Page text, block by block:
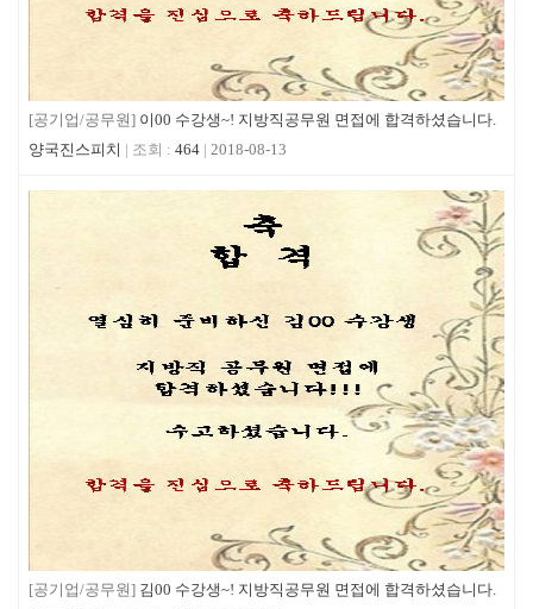
[공기업/공무원] 이00 수강생~! 지방직공무원 면접에 합격하셨습니다.
양국진스피치
464 2018-08-13
[공기업/공무원] 김00 수강생~! 지방직공무원 면접에 합격하셨습니다.